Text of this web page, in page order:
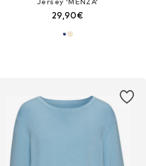
29,90€